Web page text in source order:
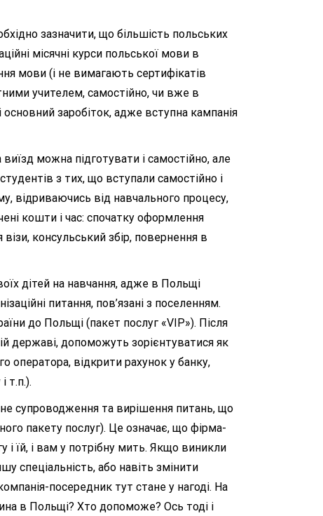
зазначити, що більшість польських
місячні курси польської мови в
мови (і не вимагають сертифікатів
учителем, самостійно, чи вже в
заробіток, адже вступна кампанія
можна підготувати і самостійно, але
з тих, що вступали самостійно і
відриваючись від навчального процесу,
кошти і час: спочатку оформлення
консульський збір, повернення в
дітей на навчання, адже в Польщі
питання, пов’язані з поселенням.
до Польщі (пакет послуг «VIP»). Після
державі, допоможуть зорієнтуватися як
оператора, відкрити рахунок у банку,
т.п.).
супроводження та вирішення питань, що
пакету послуг). Це означає, що фірма-
їй, і вам у потрібну мить. Якщо виникли
спеціальність, або навіть змінити
посередник тут стане у нагоді. На
в Польщі? Хто допоможе? Ось тоді і